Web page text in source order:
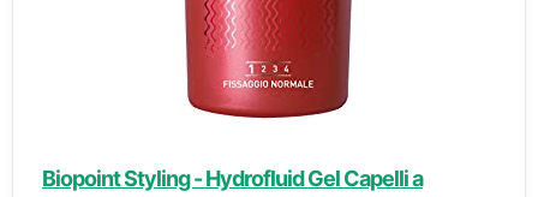
Biopoint Styling - Hydrofluid Gel Capelli a